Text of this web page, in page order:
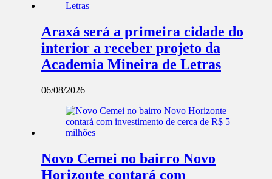
Araxá será a primeira cidade do
interior a receber projeto da
Academia Mineira de Letras
06/08/2026
Novo Cemei no bairro Novo
Horizonte contará com